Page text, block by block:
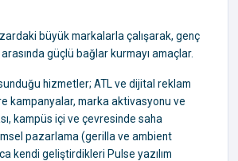
büyük markalarla çalışarak, genç
güçlü bağlar kurmayı amaçlar.
hizmetler; ATL ve dijital reklam
kampanyalar, marka aktivasyonu ve
kampüs içi ve çevresinde saha
pazarlama (gerilla ve ambient
kendi geliştirdikleri Pulse yazılım